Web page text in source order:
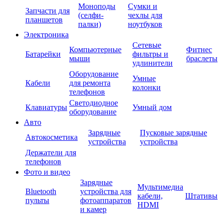
Запчасти для
планшетов
Моноподы
(селфи-
палки)
Сумки и
чехлы для
ноутбуков
Электроника
Батарейки
Компьютерные
мыши
Сетевые
фильтры и
удлинители
Фитнес
браслеты
Кабели
Оборудование
для ремонта
телефонов
Умные
колонки
Клавиатуры
Светодиодное
оборудование
Умный дом
Авто
Автокосметика
Зарядные
устройства
Пусковые зарядные
устройства
Держатели для
телефонов
Фото и видео
Bluetooth
пульты
Зарядные
устройства для
фотоаппаратов
и камер
Мультимедиа
кабели,
HDMI
Штативы